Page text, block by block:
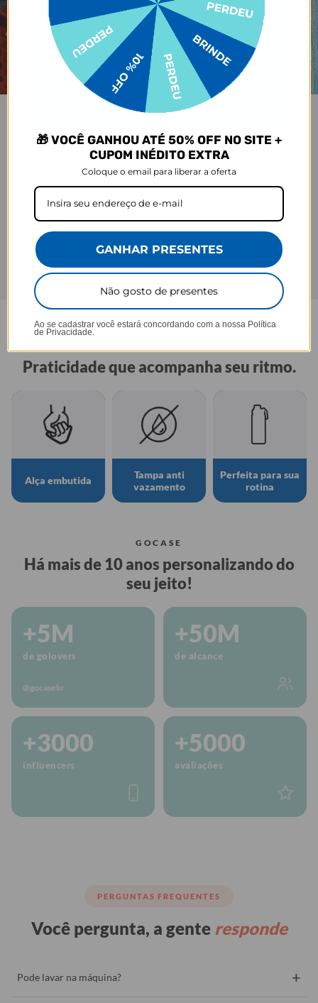
Praticidade que acompanha seu ritmo.
Alça embutida
Tampa anti
vazamento
Perfeita para sua
rotina
GOCASE
Há mais de 10 anos personalizando do
seu jeito!
+5M
de golovers
@gocasebr
+50M
de alcance
+3000
influencers
+5000
avaliações
PERGUNTAS FREQUENTES
Você pergunta, a gente responde
Pode lavar na máquina? +
🎁 VOCÊ GANHOU ATÉ 50% OFF NO SITE +
CUPOM INÉDITO EXTRA
Coloque o email para liberar a oferta
GANHAR PRESENTES
Não gosto de presentes
Ao se cadastrar você estará concordando com a nossa Política
de Privacidade.